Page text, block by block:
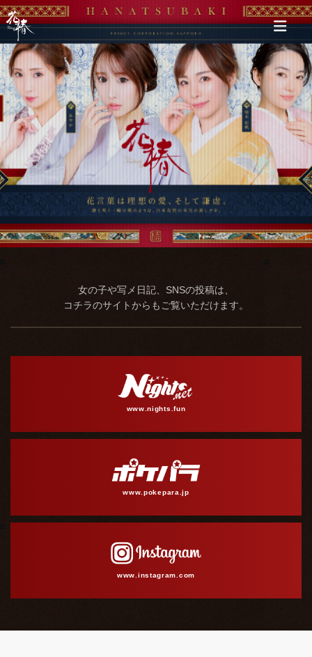
女の子や写メ日記、SNSの投稿は、
コチラのサイトからもご覧いただけます。
www.nights.fun
www.pokepara.jp
www.instagram.com